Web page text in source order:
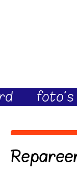
foto's